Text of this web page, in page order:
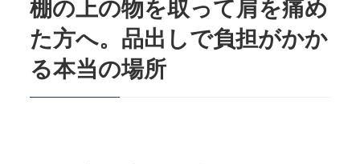
棚の上の物を取って肩を痛め
た方へ。品出しで負担がかか
る本当の場所